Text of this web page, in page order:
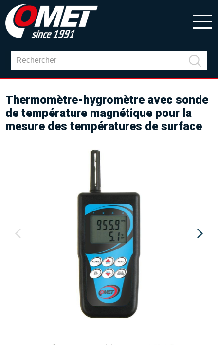
Thermomètre-hygromètre avec sonde
de température magnétique pour la
mesure des températures de surface